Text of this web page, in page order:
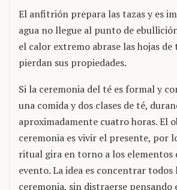
El anfitrión prepara las tazas y es
agua no llegue al punto de
el calor extremo abrase las hojas de
pierdan sus propiedades.
Si la ceremonia del té es formal y
una comida y dos clases de té,
aproximadamente cuatro horas. El
ceremonia es vivir el presente, por
ritual gira en torno a los elementos
evento. La idea es concentrar todos
ceremonia, sin distraerse pensando